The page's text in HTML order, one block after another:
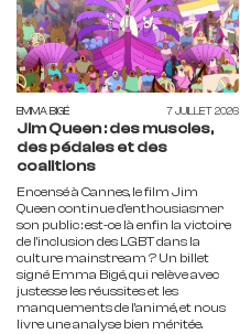
EMMA BIGÉ 7 JUILLET 2026
Jim Queen : des muscles,
des pédales et des
coalitions
Encensé à Cannes, le film Jim
Queen continue d’enthousiasmer
son public : est-ce là enfin la victoire
de l’inclusion des LGBT dans la
culture mainstream ? Un billet
signé Emma Bigé, qui relève avec
justesse les réussites et les
manquements de l’animé, et nous
livre une analyse bien méritée.